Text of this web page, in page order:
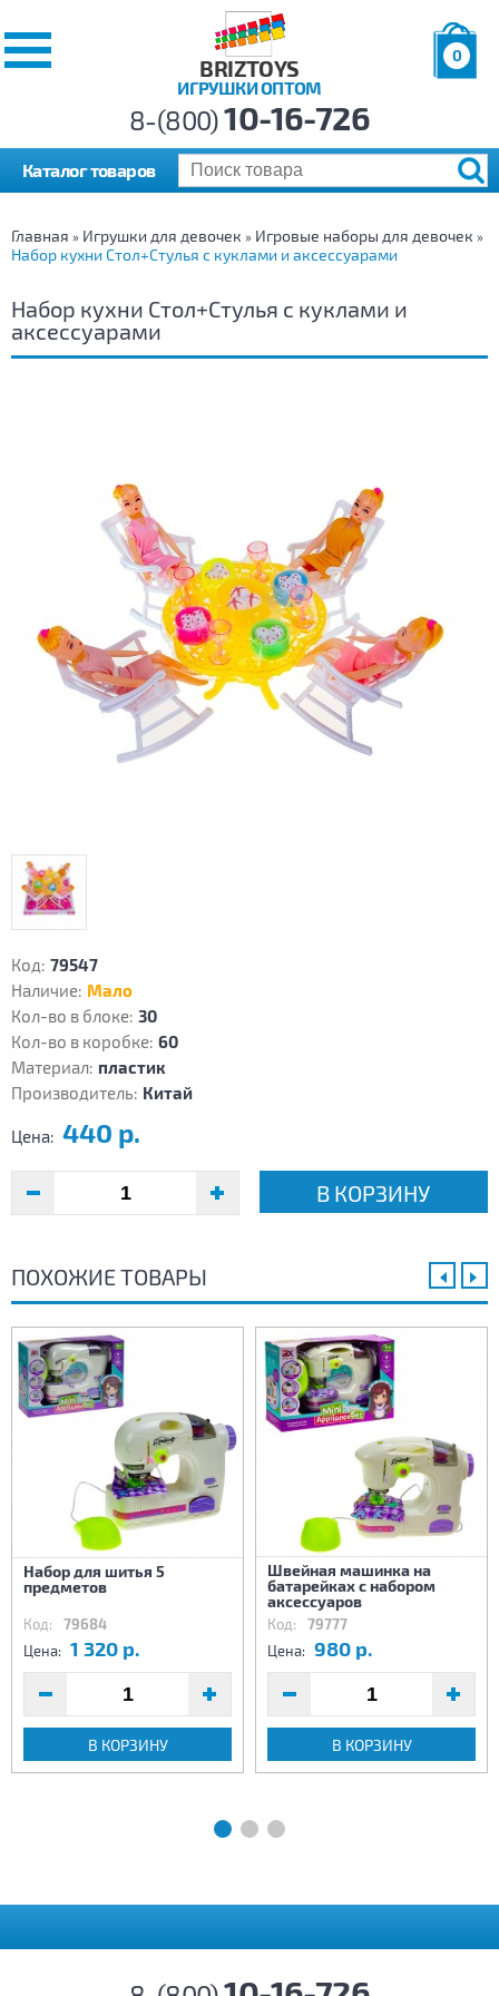
BRIZTOYS
ИГРУШКИ ОПТОМ
0
р.
8-(800)10-16-726
Каталог товаров
Главная » Игрушки для девочек » Игровые наборы для девочек »
Набор кухни Стол+Стулья с куклами и аксессуарами
Набор кухни Стол+Стулья с куклами и
аксессуарами
Код: 79547
Наличие: Мало
Кол-во в блоке: 30
Кол-во в коробке: 60
Материал: пластик
Производитель: Китай
Цена: 440 р.
В КОРЗИНУ
ПОХОЖИЕ ТОВАРЫ
Набор для шитья 5
предметов
Код: 79684
Цена: 1 320 р.
В КОРЗИНУ
Швейная машинка на
батарейках с набором
аксессуаров
Код: 79777
Цена: 980 р.
В КОРЗИНУ